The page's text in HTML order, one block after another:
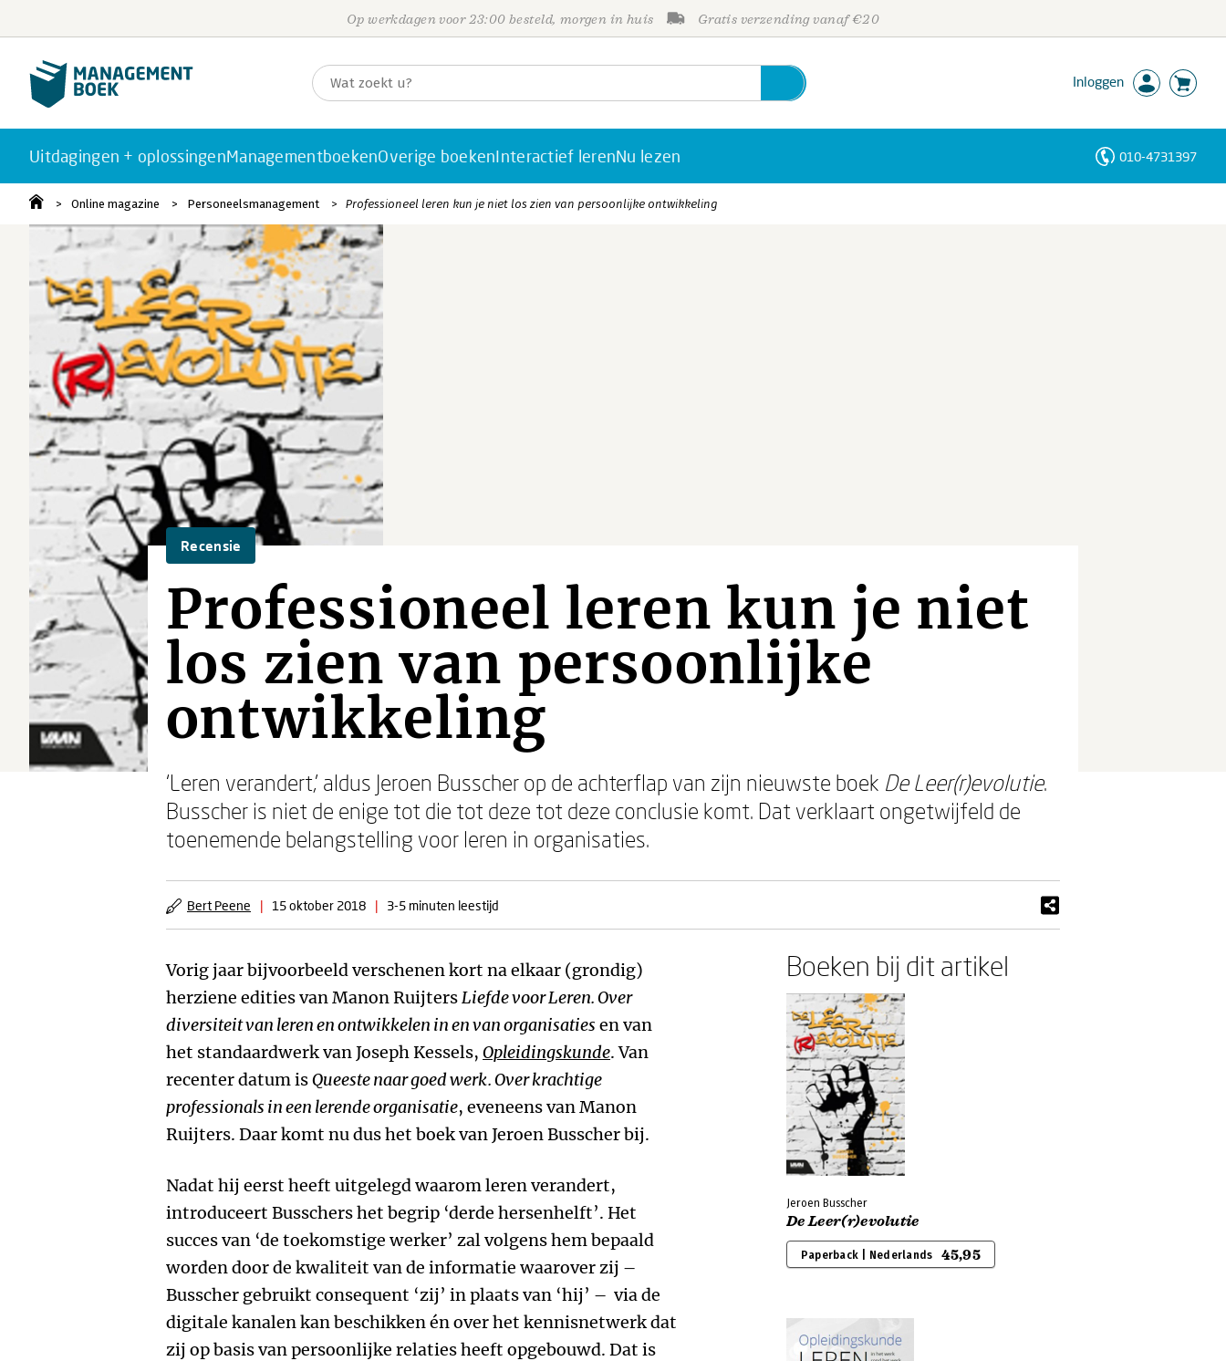
Op werkdagen voor 23:00 besteld, morgen in huis Gratis verzending vanaf €20
Inloggen
Uitdagingen + oplossingenManagementboekenOverige boekenInteractief lerenNu lezen 010-4731397
Online magazine Personeelsmanagement Professioneel leren kun je niet los zien van persoonlijke ontwikkeling
Recensie
Professioneel leren kun je niet
los zien van persoonlijke
ontwikkeling
‘Leren verandert,’ aldus Jeroen Busscher op de achterflap van zijn nieuwste boek De Leer(r)evolutie.
Busscher is niet de enige tot die tot deze tot deze conclusie komt. Dat verklaart ongetwijfeld de
toenemende belangstelling voor leren in organisaties.
Bert Peene | 15 oktober 2018 | 3-5 minuten leestijd
Vorig jaar bijvoorbeeld verschenen kort na elkaar (grondig)
herziene edities van Manon RuijtersLiefde voor Leren. Over
diversiteit van leren en ontwikkelen in en van organisaties en van
het standaardwerk van Joseph Kessels, Opleidingskunde. Van
recenter datum isQueeste naar goed werk. Over krachtige
professionals in een lerende organisatie, eveneens van Manon
Ruijters. Daar komt nu dus het boek van Jeroen Busscher bij.
Nadat hij eerst heeft uitgelegd waarom leren verandert,
introduceert Busschers het begrip ‘derde hersenhelft’. Het
succes van ‘de toekomstige werker’ zal volgens hem bepaald
worden door de kwaliteit van de informatie waarover zij –
Busscher gebruikt consequent ‘zij’ in plaats van ‘hij’ – via de
digitale kanalen kan beschikken én over het kennisnetwerk dat
zij op basis van persoonlijke relaties heeft opgebouwd. Dat is
Boeken bij dit artikel
Jeroen Busscher
De Leer(r)evolutie
Paperback | Nederlands 45,95
Personen